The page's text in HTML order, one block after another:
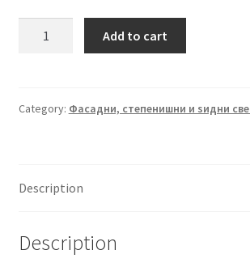
-
quantity
Add to cart
Category: Фасадни, степенишни и ѕидни
Description
Description